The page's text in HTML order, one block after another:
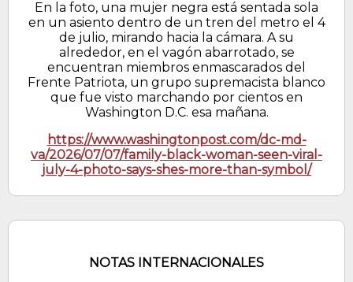
En la foto, una mujer negra está sentada sola
en un asiento dentro de un tren del metro el 4
de julio, mirando hacia la cámara. A su
alrededor, en el vagón abarrotado, se
encuentran miembros enmascarados del
Frente Patriota, un grupo supremacista blanco
que fue visto marchando por cientos en
Washington D.C. esa mañana.
https://www.washingtonpost.com/dc-md-
va/2026/07/07/family-black-woman-seen-viral-
july-4-photo-says-shes-more-than-symbol/
NOTAS INTERNACIONALES